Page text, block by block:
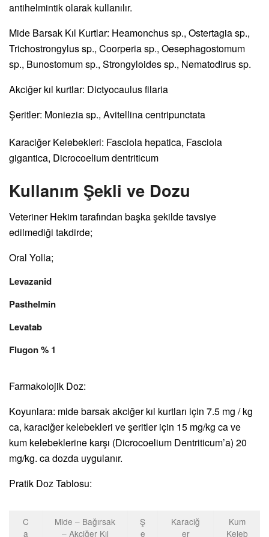
antihelmintik olarak kullanılır.
Mide Barsak Kıl Kurtlar: Heamonchus sp., Ostertagia sp.,
Trichostrongylus sp., Coorperia sp., Oesephagostomum
sp., Bunostomum sp., Strongyloides sp., Nematodirus sp.
Akciğer kıl kurtlar: Dictyocaulus filaria
Şeritler: Moniezia sp., Avitellina centripunctata
Karaciğer Kelebekleri: Fasciola hepatica, Fasciola
gigantica, Dicrocoelium dentriticum
Kullanım Şekli ve Dozu
Veteriner Hekim tarafından başka şekilde tavsiye
edilmediği takdirde;
Oral Yolla;
Levazanid
Pasthelmin
Levatab
Flugon % 1
Farmakolojik Doz:
Koyunlara: mide barsak akciğer kıl kurtları için 7.5 mg / kg
ca, karaciğer kelebekleri ve şeritler için 15 mg/kg ca ve
kum kelebeklerine karşı (Dicrocoelium Dentriticum’a) 20
mg/kg. ca dozda uygulanır.
Pratik Doz Tablosu:
C
a
Mide – Bağırsak
– Akciğer Kıl
Ş
e
Karaciğ
er
Kum
Keleb